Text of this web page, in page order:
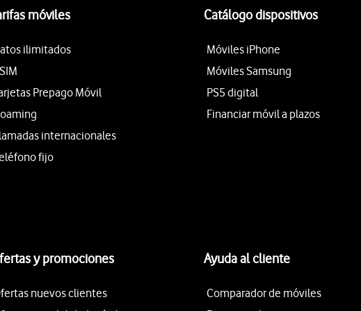
móviles
ilimitados
Prepago Móvil
internacionales
fijo
Catálogo dispositivos
Móviles iPhone
Móviles Samsung
PS5 digital
Financiar móvil a plazos
y promociones
nuevos clientes
Ayuda al cliente
Comparador de móviles